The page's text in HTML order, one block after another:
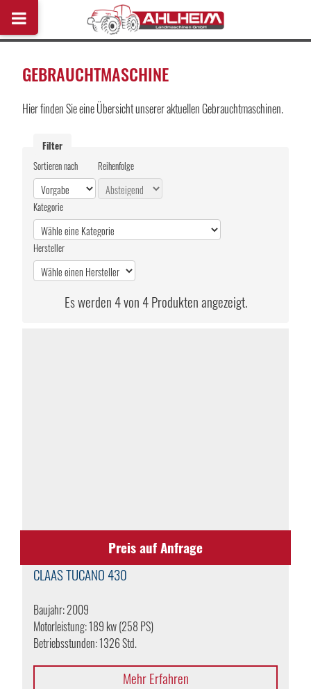
GEBRAUCHTMASCHINE
Hier finden Sie eine Übersicht unserer aktuellen Gebrauchtmaschinen.
Sortieren nach Reihenfolge
Kategorie
Hersteller
Es werden 4 von 4 Produkten angezeigt.
Preis auf Anfrage
CLAASTUCANO 430
Baujahr: 2009
Motorleistung: 189 kw (258 PS)
Betriebsstunden: 1326 Std.
Mehr Erfahren